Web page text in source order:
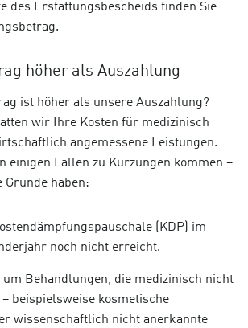
des Erstattungsbescheids finden Sie
höher als Auszahlung
ist höher als unsere Auszahlung?
wir Ihre Kosten für medizinisch
angemessene Leistungen.
einigen Fällen zu Kürzungen kommen –
Gründe haben:
(KDP) im
noch nicht erreicht.
um Behandlungen, die medizinisch nicht
beispielsweise kosmetische
wissenschaftlich nicht anerkannte